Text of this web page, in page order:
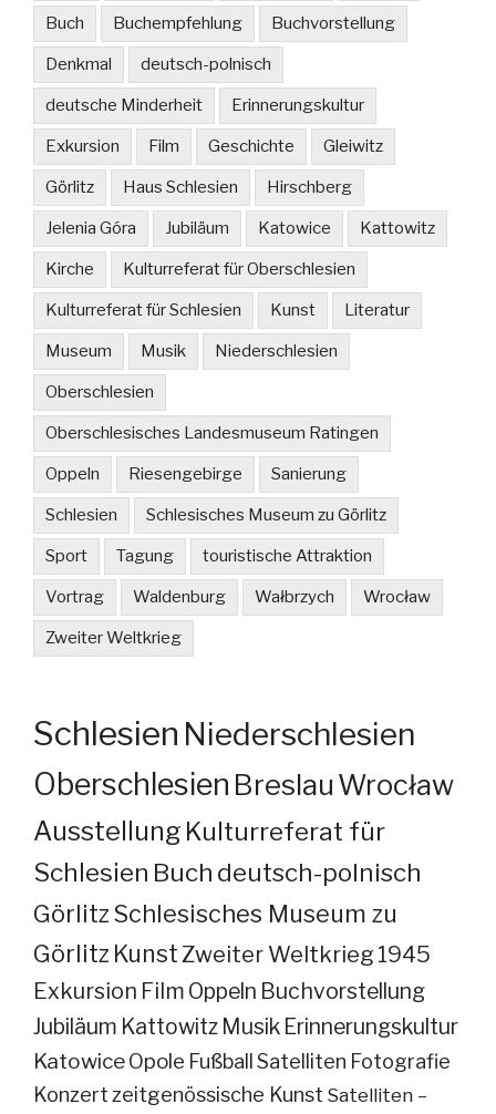
Buch Buchempfehlung Buchvorstellung
Denkmal deutsch-polnisch
deutsche Minderheit Erinnerungskultur
Exkursion Film Geschichte Gleiwitz
Görlitz Haus Schlesien Hirschberg
Jelenia Góra Jubiläum Katowice Kattowitz
Kirche Kulturreferat für Oberschlesien
Kulturreferat für Schlesien Kunst Literatur
Museum Musik Niederschlesien
Oberschlesien
Oberschlesisches Landesmuseum Ratingen
Oppeln Riesengebirge Sanierung
Schlesien Schlesisches Museum zu Görlitz
Sport Tagung touristische Attraktion
Vortrag Waldenburg Wałbrzych Wrocław
Zweiter Weltkrieg
Schlesien Niederschlesien
Oberschlesien Breslau Wrocław
Ausstellung Kulturreferat für
Schlesien Buch deutsch-polnisch
GörlitzSchlesisches Museum zu
Görlitz KunstZweiter Weltkrieg 1945
Exkursion Film Oppeln Buchvorstellung
Jubiläum Kattowitz Musik Erinnerungskultur
KatowiceOpole FußballSatelliten Fotografie
Konzertzeitgenössische Kunst Satelliten –